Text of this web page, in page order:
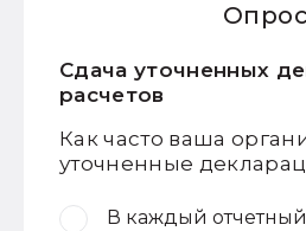
Опрос
Сдача уточненных
расчетов
Как часто ваша
уточненные
В каждый